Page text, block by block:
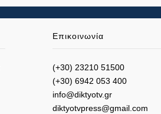
Επικοινωνία
(+30) 23210 51500
(+30) 6942 053 400
info@diktyotv.gr
diktyotvpress@gmail.com